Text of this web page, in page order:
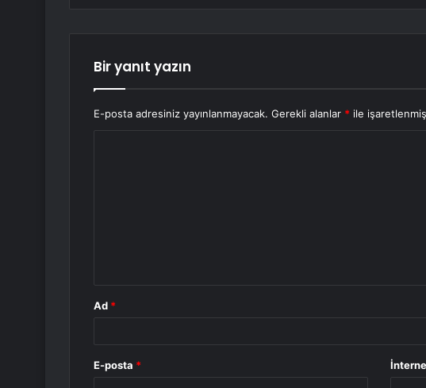
Bir yanıt yazın
E-posta adresiniz yayınlanmayacak. Gerekli alanlar * ile
Ad *
E-posta *